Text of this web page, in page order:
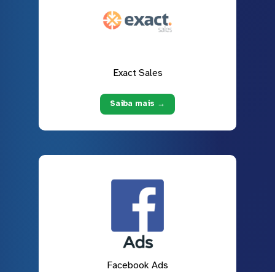
Exact Sales
Saiba mais →
Facebook Ads